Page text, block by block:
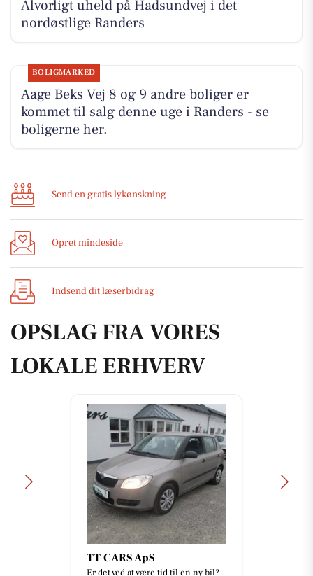
Alvorligt uheld på Hadsundvej i det
nordøstlige Randers
BOLIGMARKED
Aage Beks Vej 8 og 9 andre boliger er
kommet til salg denne uge i Randers - se
boligerne her.
Send en gratis lykønskning
Opret mindeside
Indsend dit læserbidrag
OPSLAG FRA VORES
LOKALE ERHVERV
TT CARS ApS
Er det ved at være tid til en ny bil?